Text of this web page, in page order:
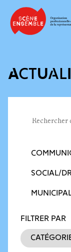
Recherche
FILTRER PAR
SOCIAL/